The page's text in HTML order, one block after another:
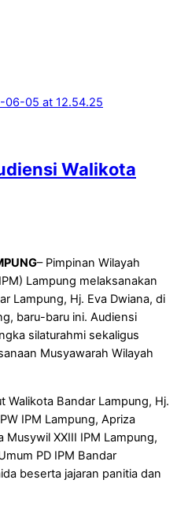
Walikota
– Pimpinan Wilayah
Lampung melaksanakan
Lampung, Hj. Eva Dwiana, di
baru-baru ini. Audiensi
silaturahmi sekaligus
Musyawarah Wilayah
Walikota Bandar Lampung, Hj.
IPM Lampung, Apriza
Musywil XXIII IPM Lampung,
PD IPM Bandar
beserta jajaran panitia dan